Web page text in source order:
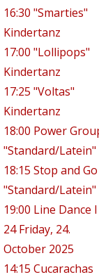
16:30 "Smarties"
Kindertanz
17:00 "Lollipops"
Kindertanz
17:25 "Voltas"
Kindertanz
18:00 Power
"Standard/Latein"
18:15 Stop and Go
"Standard/Latein"
19:00 Line Dance I
24 Friday, 24.
October 2025
14:15 Cucarachas